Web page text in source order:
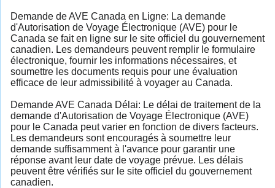
Demande de AVE Canada en Ligne: La demande
d'Autorisation de Voyage Électronique (AVE) pour le
Canada se fait en ligne sur le site officiel du gouvernement
canadien. Les demandeurs peuvent remplir le formulaire
électronique, fournir les informations nécessaires, et
soumettre les documents requis pour une évaluation
efficace de leur admissibilité à voyager au Canada.
Demande AVE Canada Délai: Le délai de traitement de la
demande d'Autorisation de Voyage Électronique (AVE)
pour le Canada peut varier en fonction de divers facteurs.
Les demandeurs sont encouragés à soumettre leur
demande suffisamment à l'avance pour garantir une
réponse avant leur date de voyage prévue. Les délais
peuvent être vérifiés sur le site officiel du gouvernement
canadien.